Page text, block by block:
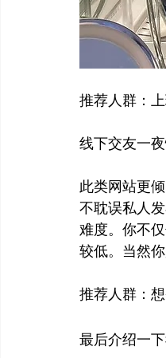
推荐人群：
线下交友一
此类网站更
不耽误私人
难度。你不
较低。当然
推荐人群：
最后介绍一